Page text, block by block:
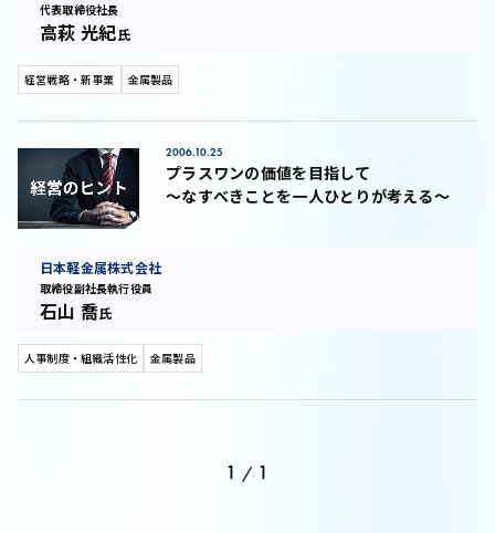
代表取締役社長
高萩 光紀氏
経営戦略・新事業 金属製品
プラスワンの価値を目指して
～なすべきことを一人ひとりが考える～
2006.10.25
日本軽金属株式会社
取締役副社長執行役員
石山 喬氏
人事制度・組織活性化 金属製品
1 / 1